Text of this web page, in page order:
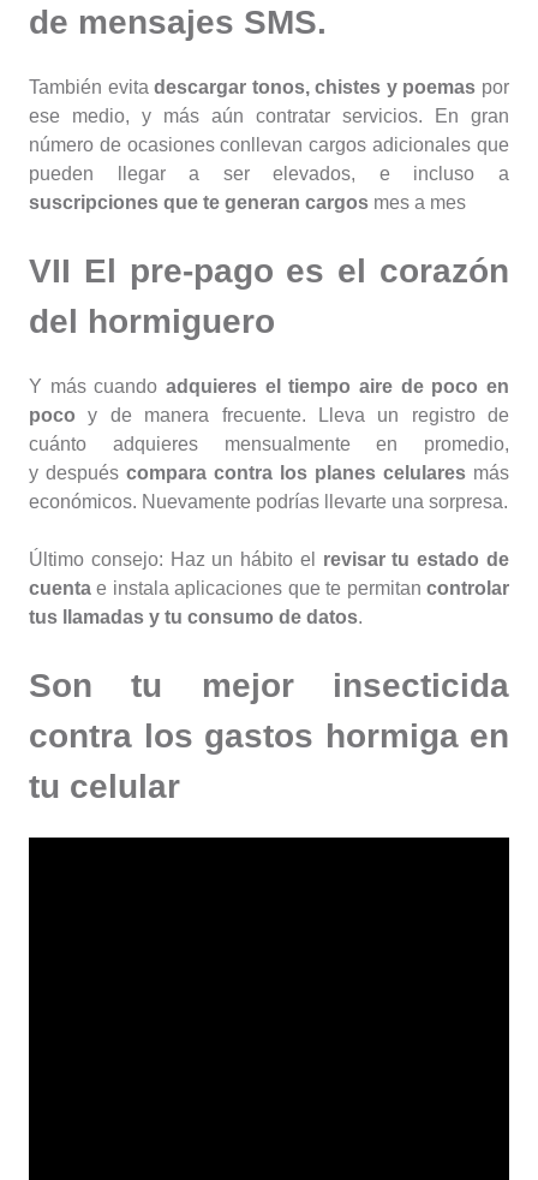
de mensajes SMS.
También evitadescargar tonos, chistes y poemas por
ese medio, y más aún contratar servicios. En gran
número de ocasiones conllevan cargos adicionales que
pueden llegar a ser elevados, e incluso a
suscripciones que te generan cargos mes a mes
VII El pre-pago es el corazón
del hormiguero
Y más cuando adquieres el tiempo aire de poco en
poco y de manera frecuente. Lleva un registro de
cuánto adquieres mensualmente en promedio,
y después compara contra los planes celulares más
económicos. Nuevamente podrías llevarte una sorpresa.
Último consejo: Haz un hábito el revisar tu estado de
cuenta e instala aplicaciones que te permitan controlar
tus llamadas y tu consumo de datos.
Son tu mejor insecticida
contra los gastos hormiga en
tu celular